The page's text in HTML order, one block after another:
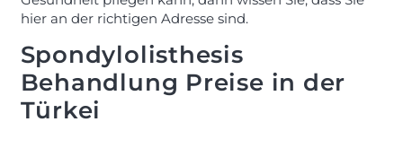
hier an der richtigen Adresse sind.
Spondylolisthesis
Behandlung Preise in der
Türkei